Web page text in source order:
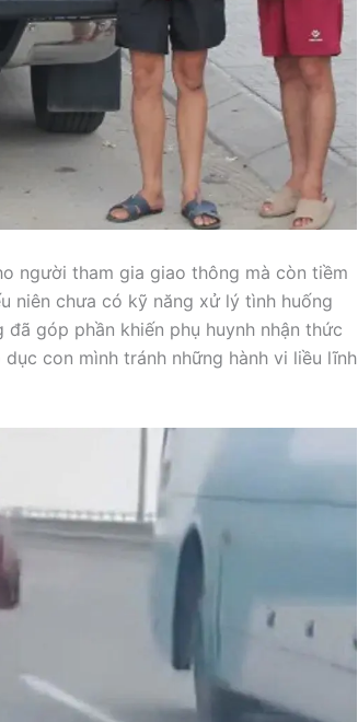
người tham gia giao thông mà còn tiềm
niên chưa có kỹ năng xử lý tình huống
góp phần khiến phụ huynh nhận thức
con mình tránh những hành vi liều lĩnh